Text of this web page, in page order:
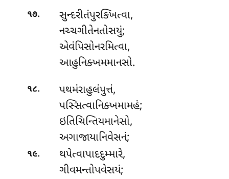
૧૭. સુન્દરીતંપુરક્ખિત્વા,
નચ્ચગીતેનતોસયું;
એવંપિસોનરમિત્વા,
આહુનિક્ખમમાનસો.
૧૮.
પથમંરાહુલંપુત્તં,
પસ્સિત્વાનિક્ખમામહં;
ઇતિચિન્તિયમાનેસો,
અગાજાયાનિવેસનં;
૧૯. થપેત્વાપાદદુમ્મારે,
ગીવમન્તોપવેસયં;